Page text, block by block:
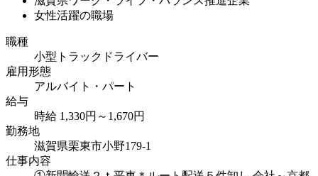
女性活躍の職場
職種
小型トラックドライバー
雇用形態
アルバイト・パート
給与
時給 1,330円～1,670円
勤務地
滋賀県栗東市小野179-1
仕事内容